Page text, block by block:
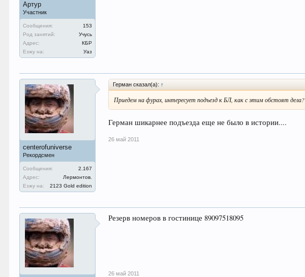
Артур
Участник
Сообщения:
153
Род занятий:
Учусь
Адрес:
КБР
Езжу на:
Уаз
centerofuniverse
Рекордсмен
Сообщения:
2.167
Адрес:
Лермонтов.
Езжу на:
2123 Gold edition
Герман сказал(а): ↑
Приедем на фурах, интересует подъезд к БЛ, как с этим обстоят дела?
Герман шикарнее подъезда еще не было в истории....
26 май 2011
Резерв номеров в гостинице 89097518095
26 май 2011